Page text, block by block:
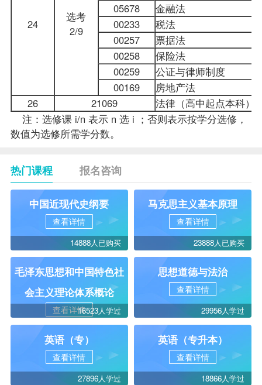
24
选考
2/9
05678
金融法
00233
税法
00257
票据法
00258
保险法
00259
公证与律师制度
00169
房地产法
26
21069
法律（高中起点本科）
注：选修课 i/n 表示 n 选 i ；否则表示按学分选修，
数值为选修所需学分数。
热门课程 报名咨询
中国近现代史纲要
查看详情
14888人已购买
马克思主义基本原理
查看详情
23888人已购买
毛泽东思想和中国特色社
会主义理论体系概论
查看详情16523人学过
思想道德与法治
查看详情
29956人学过
英语（专）
查看详情
27896人学过
英语（专升本）
查看详情
18866人学过